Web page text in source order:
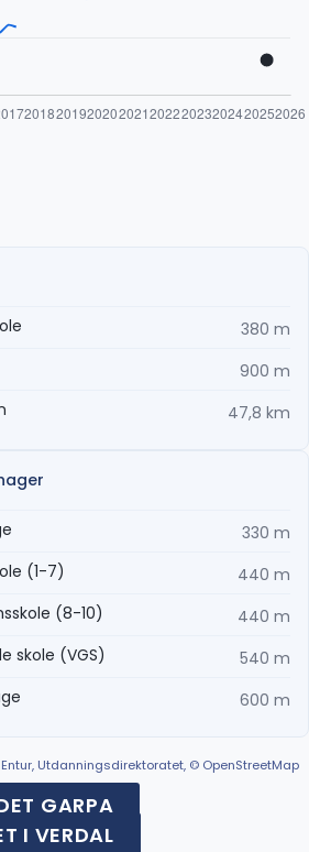
380 m
900 m
47,8 km
330 m
(1-7)
440 m
(8-10)
440 m
skole (VGS)
540 m
600 m
Utdanningsdirektoratet, © OpenStreetMap
GARPA
I VERDAL